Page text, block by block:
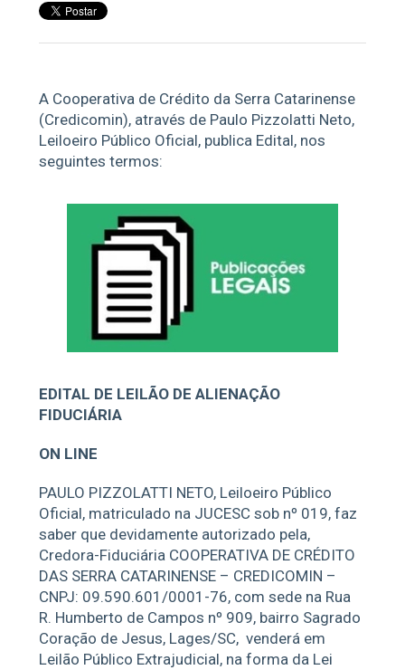
A Cooperativa de Crédito da Serra Catarinense
(Credicomin), através de Paulo Pizzolatti Neto,
Leiloeiro Público Oficial, publica Edital, nos
seguintes termos:
EDITAL DE LEILÃO DE ALIENAÇÃO
FIDUCIÁRIA
ON LINE
PAULO PIZZOLATTI NETO, Leiloeiro Público
Oficial, matriculado na JUCESC sob nº 019, faz
saber que devidamente autorizado pela,
Credora-Fiduciária COOPERATIVA DE CRÉDITO
DAS SERRA CATARINENSE – CREDICOMIN –
CNPJ: 09.590.601/0001-76, com sede na Rua
R. Humberto de Campos nº 909, bairro Sagrado
Coração de Jesus, Lages/SC, venderá em
Leilão Público Extrajudicial, na forma da Lei